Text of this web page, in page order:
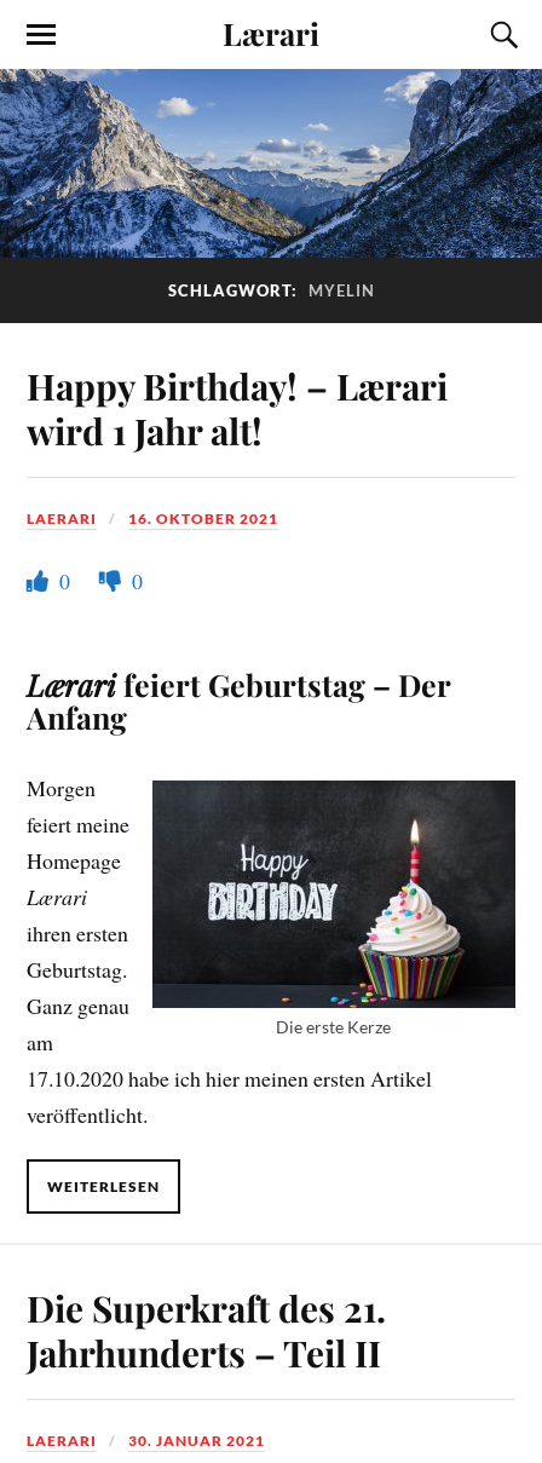
Lærari
SCHLAGWORT: MYELIN
Happy Birthday! – Lærari
wird 1 Jahr alt!
LAERARI 16. OKTOBER 2021
0 0
Lærarifeiert Geburtstag – Der
Anfang
Die erste Kerze
Morgen
feiert meine
Homepage
Lærari
ihren ersten
Geburtstag.
Ganz genau
am
17.10.2020 habe ich hier meinen ersten Artikel
veröffentlicht.
WEITERLESEN
Die Superkraft des 21.
Jahrhunderts – Teil II
LAERARI 30. JANUAR 2021